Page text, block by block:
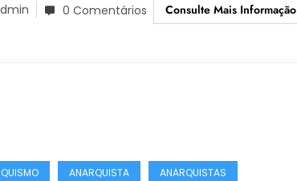
0 Comentários Consulte Mais Informação
ANARQUISTA ANARQUISTAS